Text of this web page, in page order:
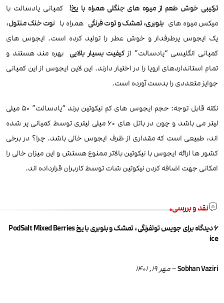
ترکیبی خوش طعم از میوه های جنگلی همراه با یخ! کمپانی پادسالت با
میکس میوه های بلوبری، تمشک و توت فرنگی همراه با نوت خنک منتول،
یک ایجوس پرطرفدار و خوش عطر را تولید کرده است. ایجوس های
کمپانی انگلیسی “پادسالت” ازکیفیت بسیار بالایی بهره مند هستند و
تمام استانداردهای اروپا را در اختیار دارند. این لاین ایجوس از این کمپانی
جوایز متعددی را بدست آورده است.
نکته قابل توجه: حجم ایجوس های کم نیکوتین برند “پادسالت” 50 میلی
لیتر می باشد و چون در باتل های 60 میلی لیتری توسط کمپانی پر شده
اند، طبیعی است که مقداری از ظرف ایجوس خالی باشد. چرا؟ در برخی
کشور ها ارائه ایجوس با نیکوتین بالاتر ممنوع هستش و این میزان خالی را
امکانی جهت اضافه کردن نیکوتین شات توسط کاربران قرارداده اند.
نقد و بررسی
6 دیدگاه برای
جویس توتفرنگی، تمشک و بلوبری با یخ PodSalt Mixed Berries
ice
Sobhan Vaziri
–مهر 19, 1401